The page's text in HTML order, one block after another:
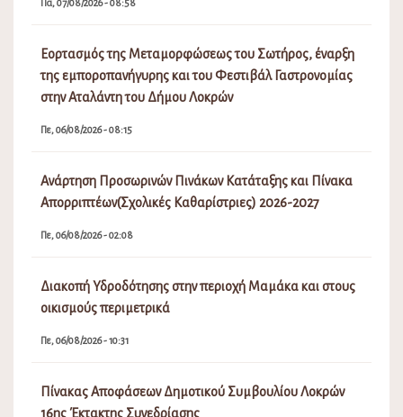
Πα, 07/08/2026 - 08:58
Εορτασμός της Μεταμορφώσεως του Σωτήρος, έναρξη
της εμποροπανήγυρης και του Φεστιβάλ Γαστρονομίας
στην Αταλάντη του Δήμου Λοκρών
Πε, 06/08/2026 - 08:15
Ανάρτηση Προσωρινών Πινάκων Κατάταξης και Πίνακα
Απορριπτέων(Σχολικές Καθαρίστριες) 2026-2027
Πε, 06/08/2026 - 02:08
Διακοπή Υδροδότησης στην περιοχή Μαμάκα και στους
οικισμούς περιμετρικά
Πε, 06/08/2026 - 10:31
Πίνακας Αποφάσεων Δημοτικού Συμβουλίου Λοκρών
16ης Έκτακτης Συνεδρίασης